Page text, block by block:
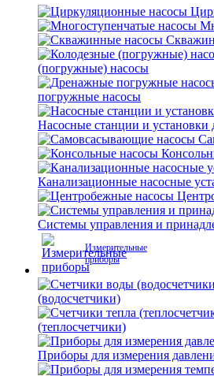
(погружные) насосы
погружные насосы
Насосные станции и установки
Канализационные насосные
Системы управления и
Измерительные
приборы
(водосчетчики)
(теплосчетчики)
Приборы для измерения